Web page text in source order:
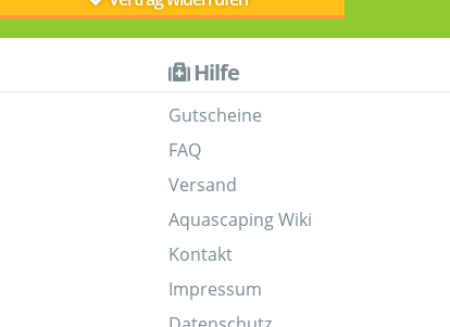
Hilfe
Gutscheine
FAQ
Versand
Aquascaping Wiki
Kontakt
Impressum